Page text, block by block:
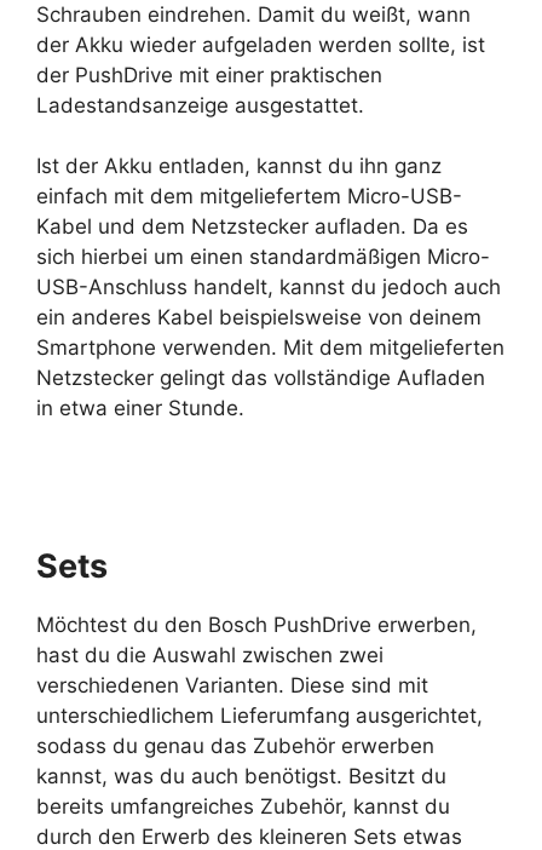
Schrauben eindrehen. Damit du weißt, wann
der Akku wieder aufgeladen werden sollte, ist
der PushDrive mit einer praktischen
Ladestandsanzeige ausgestattet.
Ist der Akku entladen, kannst du ihn ganz
einfach mit dem mitgeliefertem Micro-USB-
Kabel und dem Netzstecker aufladen. Da es
sich hierbei um einen standardmäßigen Micro-
USB-Anschluss handelt, kannst du jedoch auch
ein anderes Kabel beispielsweise von deinem
Smartphone verwenden. Mit dem mitgelieferten
Netzstecker gelingt das vollständige Aufladen
in etwa einer Stunde.
Sets
Möchtest du den Bosch PushDrive erwerben,
hast du die Auswahl zwischen zwei
verschiedenen Varianten. Diese sind mit
unterschiedlichem Lieferumfang ausgerichtet,
sodass du genau das Zubehör erwerben
kannst, was du auch benötigst. Besitzt du
bereits umfangreiches Zubehör, kannst du
durch den Erwerb des kleineren Sets etwas